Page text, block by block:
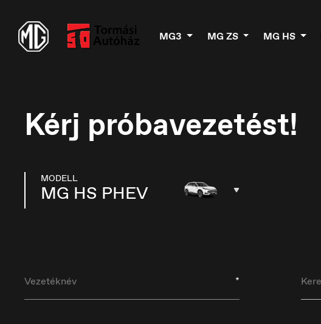
MG3 MG ZS MG HS
Kérj próbavezetést!
MODELL
MG HS PHEV
*